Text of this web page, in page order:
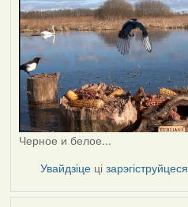
Черное и белое...
Увайдзіце цізарэгіструйцеся